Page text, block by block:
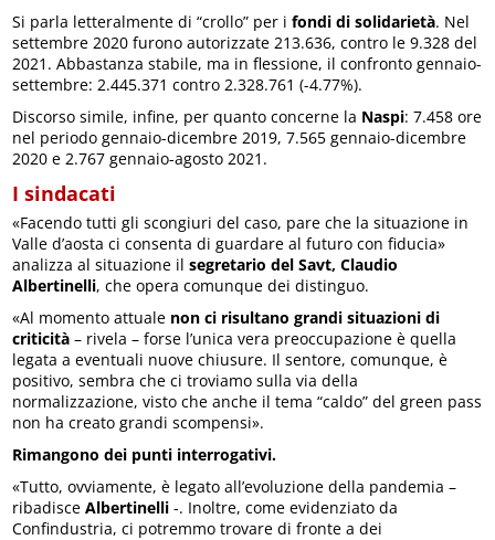
Si parla letteralmente di “crollo” per ifondi di solidarietà. Nel
settembre 2020 furono autorizzate 213.636, contro le 9.328 del
2021. Abbastanza stabile, ma in flessione, il confronto gennaio-
settembre: 2.445.371 contro 2.328.761 (-4.77%).
Discorso simile, infine, per quanto concerne la Naspi: 7.458 ore
nel periodo gennaio-dicembre 2019, 7.565 gennaio-dicembre
2020 e 2.767 gennaio-agosto 2021.
I sindacati
«Facendo tutti gli scongiuri del caso, pare che la situazione in
Valle d’aosta ci consenta di guardare al futuro con fiducia»
analizza al situazione ilsegretario del Savt, Claudio
Albertinelli, che opera comunque dei distinguo.
«Al momento attuale non ci risultano grandi situazioni di
criticità – rivela – forse l’unica vera preoccupazione è quella
legata a eventuali nuove chiusure. Il sentore, comunque, è
positivo, sembra che ci troviamo sulla via della
normalizzazione, visto che anche il tema “caldo” del green pass
non ha creato grandi scompensi».
Rimangono dei punti interrogativi.
«Tutto, ovviamente, è legato all’evoluzione della pandemia –
ribadisceAlbertinelli -. Inoltre, come evidenziato da
Confindustria, ci potremmo trovare di fronte a dei